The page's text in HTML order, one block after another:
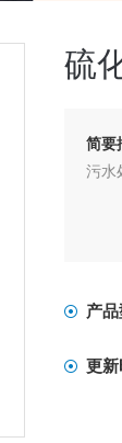
硫
简要
污水
产品
更新